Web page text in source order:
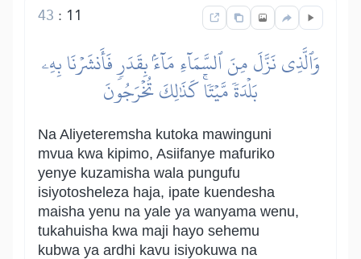
11
:
43
وَٱلَّذِي نَزَّلَ مِنَ ٱلسَّمَآءِ مَآءَۢ بِقَدَرٖ فَأَنشَرۡنَا بِهِۦ
بَلۡدَةٗ مَّيۡتٗاۚ كَذَٰلِكَ تُخۡرَجُونَ
Na Aliyeteremsha kutoka mawinguni
mvua kwa kipimo, Asiifanye mafuriko
yenye kuzamisha wala pungufu
isiyotosheleza haja, ipate kuendesha
maisha yenu na yale ya wanyama wenu,
tukahuisha kwa maji hayo sehemu
kubwa ya ardhi kavu isiyokuwa na